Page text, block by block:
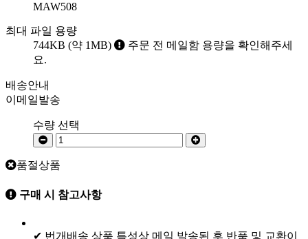
MAW508
최대 파일 용량
744KB (약 1MB)
주문 전 메일함 용량을 확인해주세
요.
배송안내
이메일발송
수량 선택
품절상품
구매 시 참고사항
✔ 번개배송 상품 특성상 메일 발송된 후 반품 및 교환이